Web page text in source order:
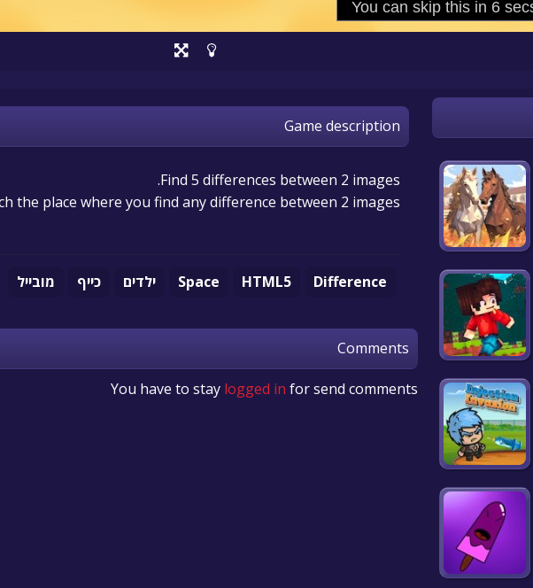
Game description
Find 5 differences between 2 images.
the place where you find any difference between 2 images
Difference
HTML5
Space ילדים כייף מובייל
Comments
You have to stay logged in for send comments